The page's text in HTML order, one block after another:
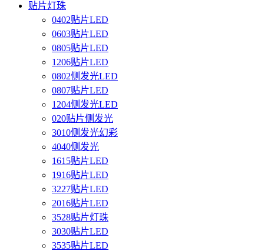
贴片灯珠
0402贴片LED
0603贴片LED
0805贴片LED
1206贴片LED
0802侧发光LED
0807贴片LED
1204侧发光LED
020贴片侧发光
3010侧发光幻彩
4040侧发光
1615贴片LED
1916贴片LED
3227贴片LED
2016贴片LED
3528贴片灯珠
3030贴片LED
3535贴片LED